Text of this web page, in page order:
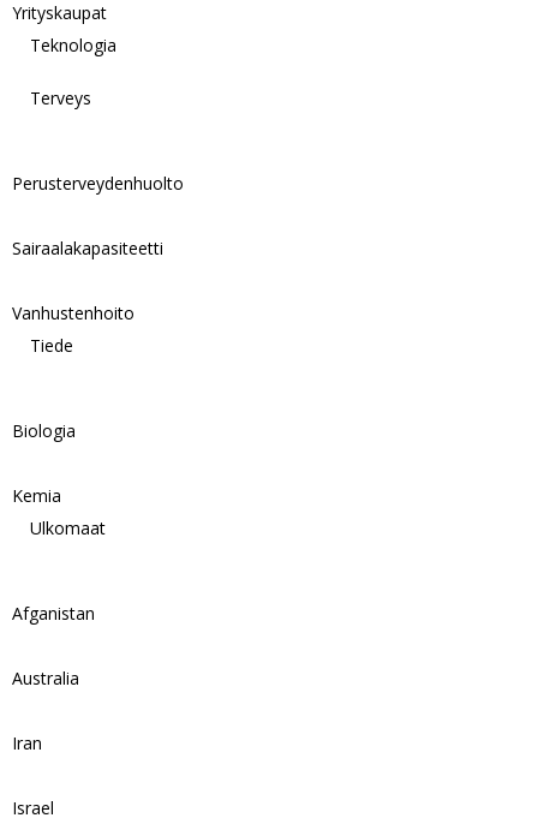
Yrityskaupat
Teknologia
Terveys
Perusterveydenhuolto
Sairaalakapasiteetti
Vanhustenhoito
Tiede
Biologia
Kemia
Ulkomaat
Afganistan
Australia
Iran
Israel